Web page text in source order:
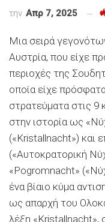
την Απρ 7, 2025
Μια σειρά
Αυστρία, που είχε
περιοχές της
οποία είχε
στρατεύματα στις 9
στην ιστορία ως
(«Kristallnacht») και
(«Αυτοκρατορική
«Pogromnacht»
ένα βίαιο κύμα
ως απαρχή του
λέξη